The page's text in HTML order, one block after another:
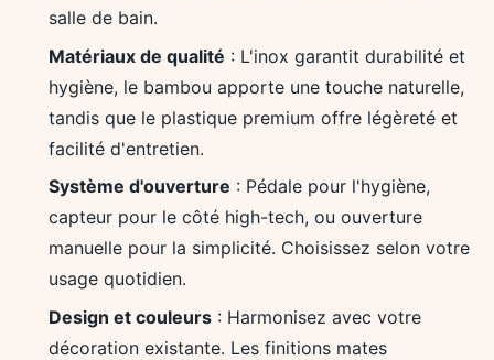
salle de bain.
Matériaux de qualité : L'inox garantit durabilité et
hygiène, le bambou apporte une touche naturelle,
tandis que le plastique premium offre légèreté et
facilité d'entretien.
Système d'ouverture : Pédale pour l'hygiène,
capteur pour le côté high-tech, ou ouverture
manuelle pour la simplicité. Choisissez selon votre
usage quotidien.
Design et couleurs : Harmonisez avec votre
décoration existante. Les finitions mates